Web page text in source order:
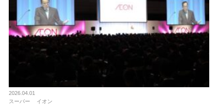
2026.04.01
スーパー
イオン